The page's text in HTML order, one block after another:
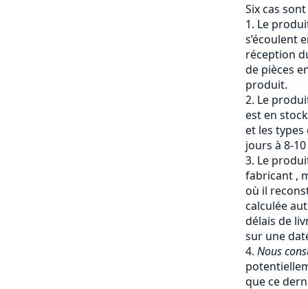
Six cas
Le
s’écoulent
réception
de pièces
produit.
Le
est en
et les types
jours à 8-
Le
fabricant ,
où il
calculée
délais de
sur une
Nous
que ce